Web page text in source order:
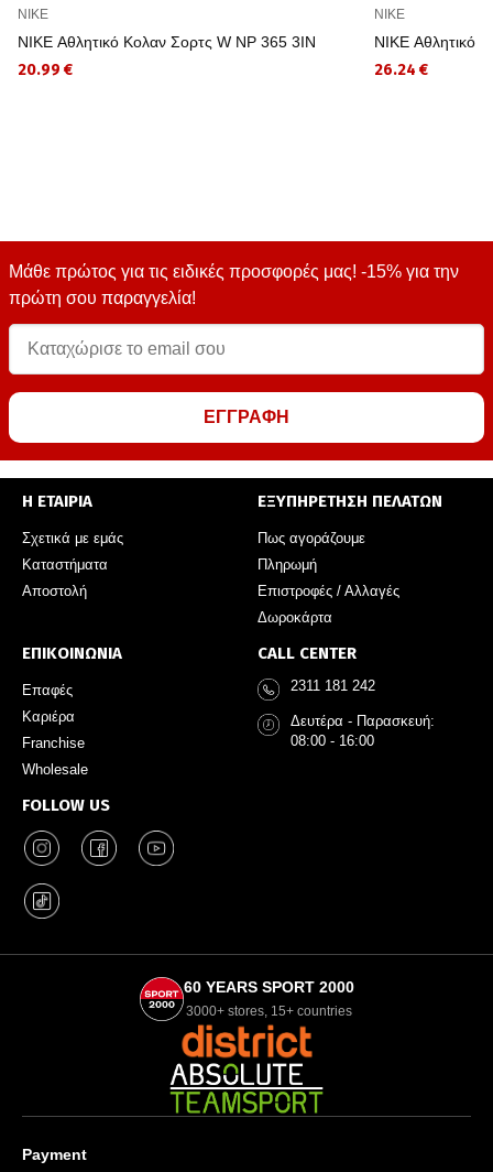
NIKE
NIKE Αθλητικό Κολαν Σορτς W NP 365 3IN
20.99 €
NIKE
NIKE Αθλητικό
26.24 €
Μάθε πρώτος για τις ειδικές προσφορές μας! -15% για την
πρώτη σου παραγγελία!
ΕΓΓΡΑΦΗ
Η ΕΤΑΙΡΙΑ
Σχετικά με εμάς
Καταστήματα
Αποστολή
ΕΞΥΠΗΡΕΤΗΣΗ ΠΕΛΑΤΩΝ
Πως αγοράζουμε
Πληρωμή
Επιστροφές / Αλλαγές
Δωροκάρτα
ΕΠΙΚΟΙΝΩΝΙΑ
Επαφές
Καριέρα
Franchise
Wholesale
FOLLOW US
CALL CENTER
2311 181 242
Δευτέρα - Παρασκευή:
08:00 - 16:00
60 YEARS SPORT 2000
3000+ stores, 15+ countries
Payment